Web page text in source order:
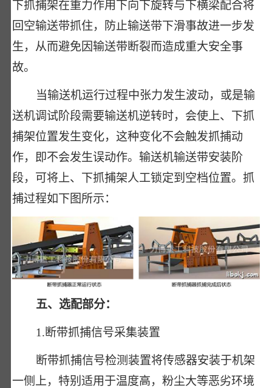
下抓捕架在重力作用下向下旋转与下横梁配合将
回空输送带抓住，防止输送带下滑事故进一步发
生，从而避免因输送带断裂而造成重大安全事
故。
当输送机运行过程中张力发生波动，或是输
送机调试阶段需要输送机逆转时，会使上、下抓
捕架位置发生变化，这种变化不会触发抓捕动
作，即不会发生误动作。输送机输送带安装阶
段，可将上、下抓捕架人工锁定到空档位置。抓
捕过程如下图所示：
五、选配部分：
1.断带抓捕信号采集装置
断带抓捕信号检测装置将传感器安装于机架
一侧上，特别适用于温度高，粉尘大等恶劣环境